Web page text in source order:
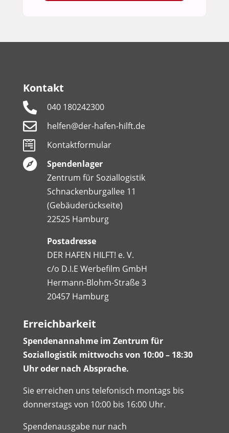
Kontakt

040 180242300
 helfen@der-hafen-hilft.de
 Kontaktformular

Spendenlager
Zentrum für Soziallogistik
Schnackenburgallee 11
(Gebäuderückseite)
22525 Hamburg
Postadresse
DER HAFEN HILFT! e. V.
c/o D.I.E Werbefilm GmbH
Hermann-Blohm-Straße 3
20457 Hamburg
Erreichbarkeit
Spendenannahme im Zentrum für
Soziallogistik mittwochs von 10:00 – 18:30
Uhr oder nach Absprache.
Sie erreichen uns telefonisch montags bis
donnerstags von 10:00 bis 16:00 Uhr.
Spendenausgabe nur nach